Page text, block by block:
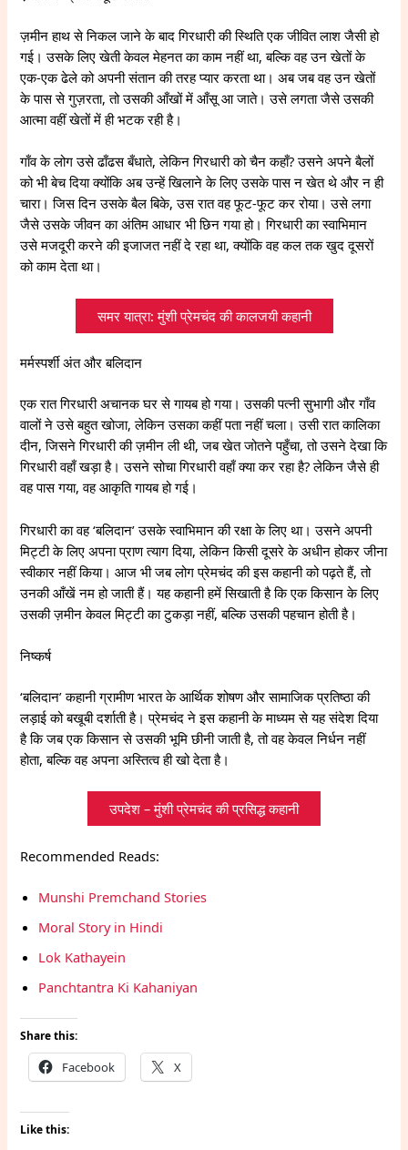
ज़मीन हाथ से निकल जाने के बाद गिरधारी की स्थिति एक जीवित लाश जैसी हो
गई। उसके लिए खेती केवल मेहनत का काम नहीं था, बल्कि वह उन खेतों के
एक-एक ढेले को अपनी संतान की तरह प्यार करता था। अब जब वह उन खेतों
के पास से गुज़रता, तो उसकी आँखों में आँसू आ जाते। उसे लगता जैसे उसकी
आत्मा वहीं खेतों में ही भटक रही है।
गाँव के लोग उसे ढाँढस बँधाते, लेकिन गिरधारी को चैन कहाँ? उसने अपने बैलों
को भी बेच दिया क्योंकि अब उन्हें खिलाने के लिए उसके पास न खेत थे और न ही
चारा। जिस दिन उसके बैल बिके, उस रात वह फूट-फूट कर रोया। उसे लगा
जैसे उसके जीवन का अंतिम आधार भी छिन गया हो। गिरधारी का स्वाभिमान
उसे मजदूरी करने की इजाजत नहीं दे रहा था, क्योंकि वह कल तक खुद दूसरों
को काम देता था।
समर यात्रा: मुंशी प्रेमचंद की कालजयी कहानी
मर्मस्पर्शी अंत और बलिदान
एक रात गिरधारी अचानक घर से गायब हो गया। उसकी पत्नी सुभागी और गाँव
वालों ने उसे बहुत खोजा, लेकिन उसका कहीं पता नहीं चला। उसी रात कालिका
दीन, जिसने गिरधारी की ज़मीन ली थी, जब खेत जोतने पहुँचा, तो उसने देखा कि
गिरधारी वहाँ खड़ा है। उसने सोचा गिरधारी वहाँ क्या कर रहा है? लेकिन जैसे ही
वह पास गया, वह आकृति गायब हो गई।
गिरधारी का वह ‘बलिदान’ उसके स्वाभिमान की रक्षा के लिए था। उसने अपनी
मिट्टी के लिए अपना प्राण त्याग दिया, लेकिन किसी दूसरे के अधीन होकर जीना
स्वीकार नहीं किया। आज भी जब लोग प्रेमचंद की इस कहानी को पढ़ते हैं, तो
उनकी आँखें नम हो जाती हैं। यह कहानी हमें सिखाती है कि एक किसान के लिए
उसकी ज़मीन केवल मिट्टी का टुकड़ा नहीं, बल्कि उसकी पहचान होती है।
निष्कर्ष
‘बलिदान’ कहानी ग्रामीण भारत के आर्थिक शोषण और सामाजिक प्रतिष्ठा की
लड़ाई को बखूबी दर्शाती है। प्रेमचंद ने इस कहानी के माध्यम से यह संदेश दिया
है कि जब एक किसान से उसकी भूमि छीनी जाती है, तो वह केवल निर्धन नहीं
होता, बल्कि वह अपना अस्तित्व ही खो देता है।
उपदेश – मुंशी प्रेमचंद की प्रसिद्ध कहानी
Recommended Reads:
Munshi Premchand Stories
Moral Story in Hindi
Lok Kathayein
Panchtantra Ki Kahaniyan
Share this:
Facebook X
Like this: